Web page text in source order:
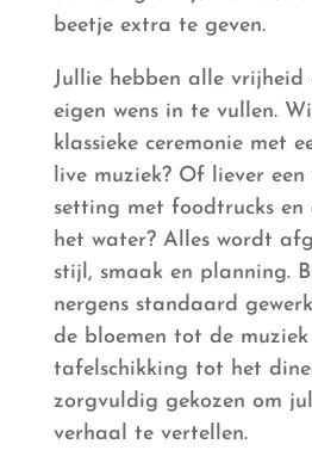
beetje extra te geven.
Jullie hebben alle
eigen wens in te vullen.
klassieke ceremonie met
live muziek? Of liever een
setting met foodtrucks en
het water? Alles wordt
stijl, smaak en planning.
nergens standaard
de bloemen tot de
tafelschikking tot het
zorgvuldig gekozen om
verhaal te vertellen.